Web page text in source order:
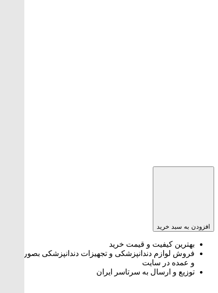
افزودن به سبد خرید
بهترین کیفیت و قیمت خرید
فروش لوازم دندانپزشکی و تجهیزات دندانپزشکی بصورت تک
و عمده در سایت
توزیع و ارسال به سرتاسر ایران